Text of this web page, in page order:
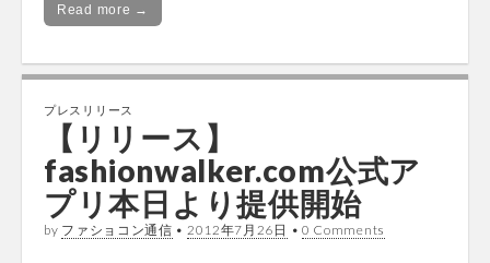
Read more →
プレスリリース
【リリース】
fashionwalker.com公式ア
プリ本日より提供開始
by ファショコン通信 • 2012年7月26日 • 0 Comments